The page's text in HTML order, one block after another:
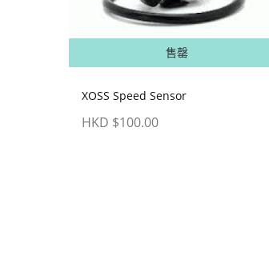
售罄
XOSS Speed Sensor
HKD $100.00